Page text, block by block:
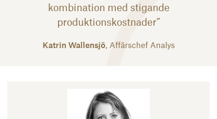
kombination med stigande
produktionskostnader”
Katrin Wallensjö , Affärschef Analys